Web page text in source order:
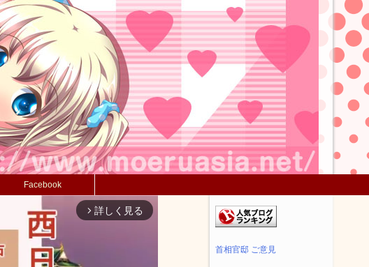
Facebook
arrow_forward_ios 詳しく見る
首相官邸 ご意見